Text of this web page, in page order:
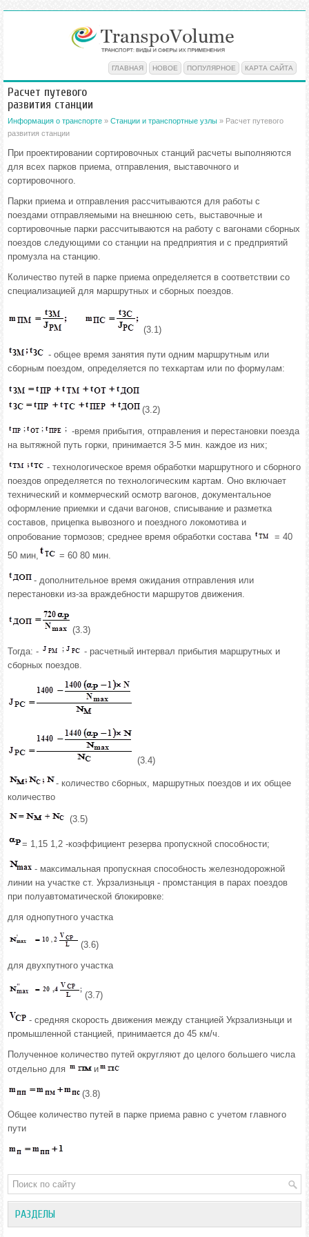
ГЛАВНАЯ НОВОЕ ПОПУЛЯРНОЕ КАРТА САЙТА
Расчет путевого
развития станции
Информация о транспорте » Станции и транспортные узлы » Расчет путевого
развития станции
При проектировании сортировочных станций расчеты выполняются
для всех парков приема, отправления, выставочного и
сортировочного.
Парки приема и отправления рассчитываются для работы с
поездами отправляемыми на внешнюю сеть, выставочные и
сортировочные парки рассчитываются на работу с вагонами сборных
поездов следующими со станции на предприятия и с предприятий
промузла на станцию.
Количество путей в парке приема определяется в соответствии со
специализацией для маршрутных и сборных поездов.
(3.1)
- общее время занятия пути одним маршрутным или
сборным поездом, определяется по техкартам или по формулам:
(3.2)
-время прибытия, отправления и перестановки поезда
на вытяжной путь горки, принимается 3-5 мин. каждое из них;
- технологическое время обработки маршрутного и сборного
поездов определяется по технологическим картам. Оно включает
технический и коммерческий осмотр вагонов, документальное
оформление приемки и сдачи вагонов, списывание и разметка
составов, прицепка вывозного и поездного локомотива и
опробование тормозов; среднее время обработки состава
= 40
50 мин,
= 60 80 мин.
- дополнительное время ожидания отправления или
перестановки из-за враждебности маршрутов движения.
(3.3)
Тогда: -
- расчетный интервал прибытия маршрутных и
сборных поездов.
(3.4)
- количество сборных, маршрутных поездов и их общее
количество
(3.5)
= 1,15 1,2 -коэффициент резерва пропускной способности;
- максимальная пропускная способность железнодорожной
линии на участке ст. Укрзализныця - промстанция в парах поездов
при полуавтоматической блокировке:
для однопутного участка
(3.6)
для двухпутного участка
(3.7)
- средняя скорость движения между станцией Укрзализныци и
промышленной станцией, принимается до 45 км/ч.
Полученное количество путей округляют до целого большего числа
отдельно для
и
(3.8)
Общее количество путей в парке приема равно с учетом главного
пути
РАЗДЕЛЫ